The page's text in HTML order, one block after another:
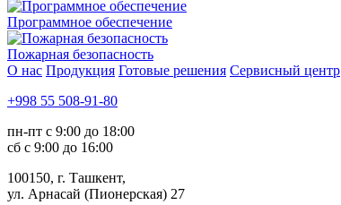
Программное обеспечение
Пожарная безопасность
О нас Продукция Готовые решения Сервисный центр
+998 55 508-91-80
пн-пт с 9:00 до 18:00
сб с 9:00 до 16:00
100150, г. Ташкент,
ул. Арнасай (Пионерская) 27